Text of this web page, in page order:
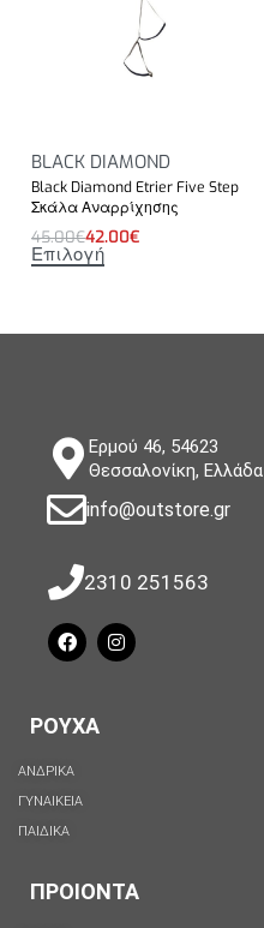
BLACK DIAMOND
Black Diamond Etrier Five Step
Σκάλα Αναρρίχησης
45.00€42.00€
Επιλογή
Ερμού 46, 54623
Θεσσαλονίκη, Ελλάδα
info@outstore.gr
2310 251563
ΡΟΥΧΑ
ΑΝΔΡΙΚΑ
ΓΥΝΑΙΚΕΙΑ
ΠΑΙΔΙΚΑ
ΠΡΟΙΟΝΤΑ